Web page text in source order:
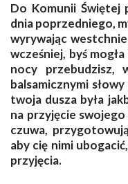
Do Komunii Świętej
dnia poprzedniego,
wyrywając
wcześniej, byś
nocy przebudzisz,
balsamicznymi
twoja dusza była
na przyjęcie
czuwa,
aby cię nimi
przyjęcia.